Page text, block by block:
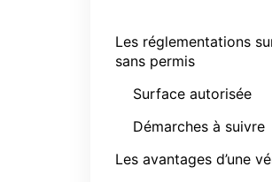
Les réglementations
sans permis
Surface autorisée
Démarches à suivre
Les avantages d’une